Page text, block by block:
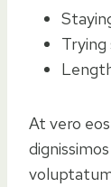
At vero